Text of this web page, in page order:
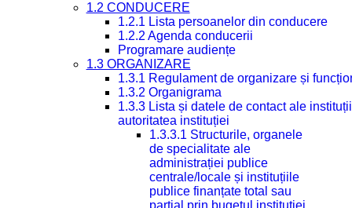
1.2 CONDUCERE
1.2.1 Lista persoanelor din conducere
1.2.2 Agenda conducerii
Programare audiențe
1.3 ORGANIZARE
1.3.1 Regulament de organizare și
1.3.2 Organigrama
1.3.3 Lista și datele de contact ale
autoritatea instituției
1.3.3.1 Structurile, organele
de specialitate ale
administrației publice
centrale/locale și instituțiile
publice finanțate total sau
parțial prin bugetul instituției